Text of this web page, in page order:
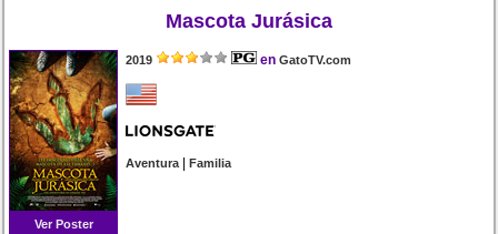
Mascota Jurásica
Ver Poster
2019 en GatoTV.com
Aventura|Familia